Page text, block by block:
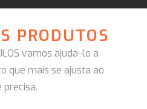
PRODUTOS
vamos ajuda-lo a
que mais se ajusta ao
precisa.